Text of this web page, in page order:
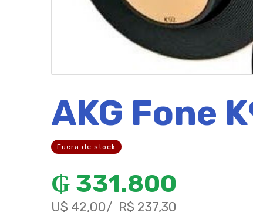
AKG Fone
Fuera de stock
₲ 331.800
U$ 42,00 R$ 237,30